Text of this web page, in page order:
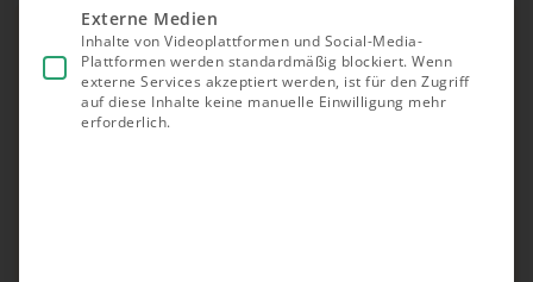
Unsere Empfehlungen
Testsieger
Externe Medien
Inhalte von Videoplattformen und Social-Media-
Plattformen werden standardmäßig blockiert. Wenn
externe Services akzeptiert werden, ist für den Zugriff
auf diese Inhalte keine manuelle Einwilligung mehr
erforderlich.